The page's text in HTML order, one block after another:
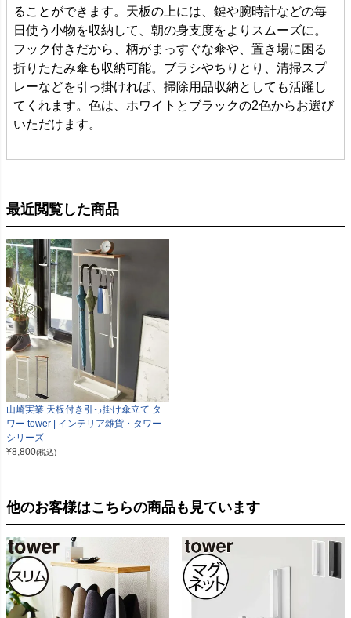
ることができます。天板の上には、鍵や腕時計などの毎
日使う小物を収納して、朝の身支度をよりスムーズに。
フック付きだから、柄がまっすぐな傘や、置き場に困る
折りたたみ傘も収納可能。ブラシやちりとり、清掃スプ
レーなどを引っ掛ければ、掃除用品収納としても活躍し
てくれます。色は、ホワイトとブラックの2色からお選び
いただけます。
最近閲覧した商品
山崎実業 天板付き引っ掛け傘立て タ
ワー tower | インテリア雑貨・タワー
シリーズ
¥8,800(税込)
他のお客様はこちらの商品も見ています